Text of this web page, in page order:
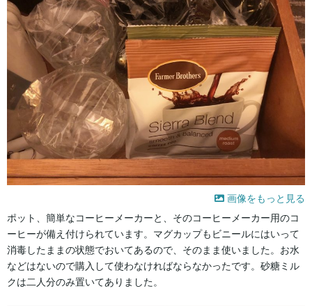
画像をもっと見る
ポット、簡単なコーヒーメーカーと、そのコーヒーメーカー用のコ
ーヒーが備え付けられています。マグカップもビニールにはいって
消毒したままの状態でおいてあるので、そのまま使いました。お水
などはないので購入して使わなければならなかったです。砂糖ミル
クは二人分のみ置いてありました。